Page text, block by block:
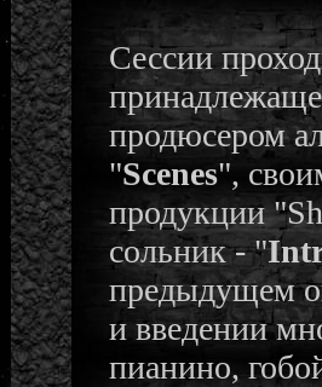
Сессии
продюсером
"Scenes",
продукции
сольник - "
предыдущем
и введении
пианино,